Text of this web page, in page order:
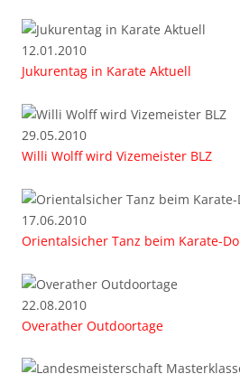
12.01.2010
Jukurentag in Karate Aktuell
29.05.2010
Willi Wolff wird Vizemeister BLZ
17.06.2010
Orientalsicher Tanz beim Karate-Do
22.08.2010
Overather Outdoortage